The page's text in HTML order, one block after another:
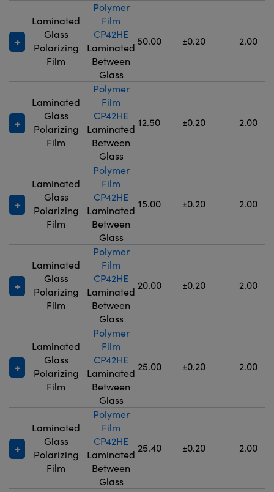
Laminated
Glass
Polarizing
Film
Polymer
Film
CP42HE
Laminated
Between
Glass
50.00 ±0.20 2.00
Laminated
Glass
Polarizing
Film
Polymer
Film
CP42HE
Laminated
Between
Glass
12.50 ±0.20 2.00
Laminated
Glass
Polarizing
Film
Polymer
Film
CP42HE
Laminated
Between
Glass
15.00 ±0.20 2.00
Laminated
Glass
Polarizing
Film
Polymer
Film
CP42HE
Laminated
Between
Glass
20.00 ±0.20 2.00
Laminated
Glass
Polarizing
Film
Polymer
Film
CP42HE
Laminated
Between
Glass
25.00 ±0.20 2.00
Laminated
Glass
Polarizing
Film
Polymer
Film
CP42HE
Laminated
Between
Glass
25.40 ±0.20 2.00